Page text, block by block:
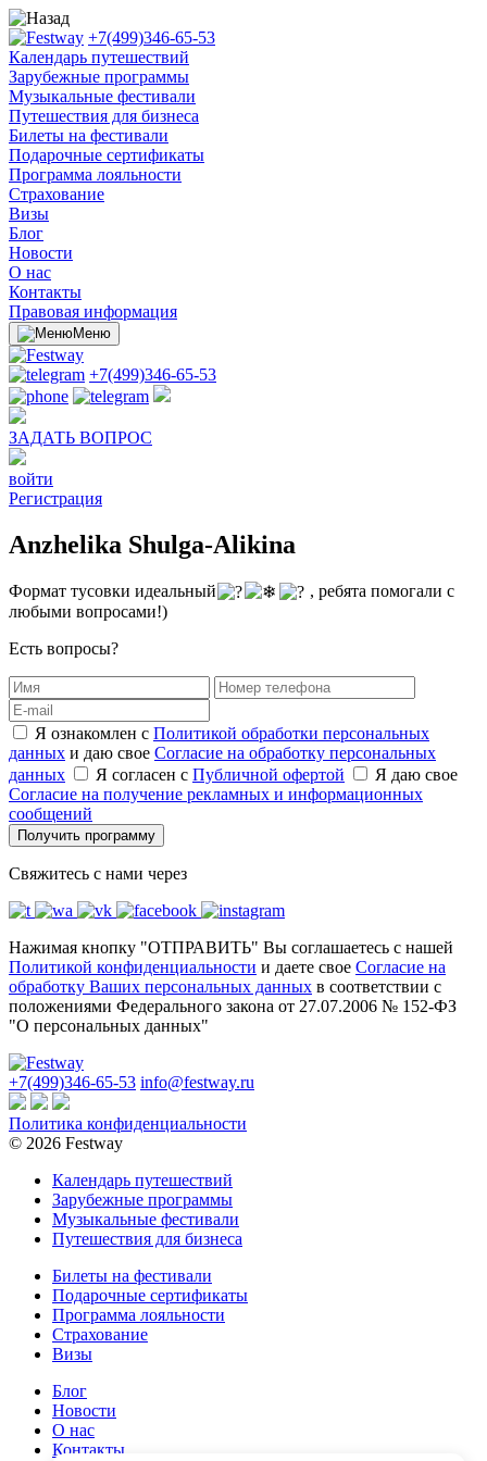
+7(499)346-65-53
Календарь путешествий
Зарубежные программы
Музыкальные фестивали
Путешествия для бизнеса
Билеты на фестивали
Подарочные сертификаты
Программа лояльности
Cтрахование
Визы
Блог
Новости
О нас
Контакты
Правовая информация
Меню
+7(499)346-65-53
ЗАДАТЬ ВОПРОС
войти
Регистрация
Anzhelika Shulga-Alikina
Формат тусовки идеальный
, ребята помогали с
любыми вопросами!)
Есть вопросы?
Я ознакомлен с Политикой обработки персональных
данных и даю свое Согласие на обработку персональных
данных
Я согласен с Публичной офертой
Я даю свое
Согласие на получение рекламных и информационных
сообщений
Получить программу
Свяжитесь с нами через
Нажимая кнопку "ОТПРАВИТЬ" Вы соглашаетесь с нашей
Политикой конфиденциальности и даете свое Согласие на
обработку Ваших персональных данных в соответствии с
положениями Федерального закона от 27.07.2006 № 152-ФЗ
"О персональных данных"
+7(499)346-65-53 info@festway.ru
Политика конфиденциальности
© 2026 Festway
Календарь путешествий
Зарубежные программы
Музыкальные фестивали
Путешествия для бизнеса
Билеты на фестивали
Подарочные сертификаты
Программа лояльности
Cтрахование
Визы
Блог
Новости
О нас
Контакты